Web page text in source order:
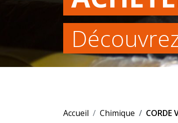
Accueil Chimique CORDE